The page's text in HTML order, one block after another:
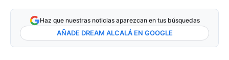
Haz que nuestras noticias aparezcan en tus búsquedas
AÑADE DREAM ALCALÁ EN GOOGLE